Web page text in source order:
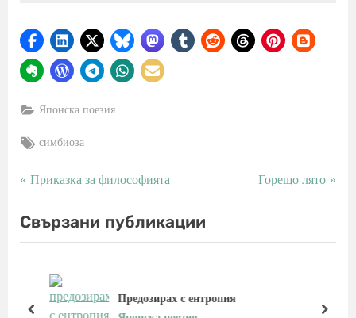
Японска поезия
Tags:
симбиоза
Навигация
P
e
s
Приказка за философията
N
Горещо лято
Свързани публикации
Предозирах с ентропия
prev next